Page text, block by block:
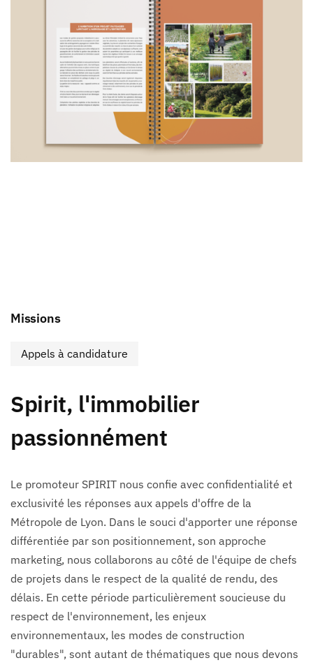
Missions
Appels à candidature
Spirit, l'immobilier
passionnément
Le promoteur SPIRIT nous confie avec confidentialité et
exclusivité les réponses aux appels d'offre de la
Métropole de Lyon. Dans le souci d'apporter une réponse
différentiée par son positionnement, son approche
marketing, nous collaborons au côté de l'équipe de chefs
de projets dans le respect de la qualité de rendu, des
délais. En cette période particulièrement soucieuse du
respect de l'environnement, les enjeux
environnementaux, les modes de construction
"durables", sont autant de thématiques que nous devons